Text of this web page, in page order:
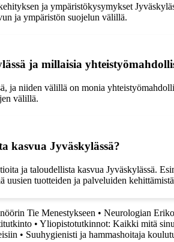
ja ympäristökysymykset
ja ympäristön suojelun välillä.
ja millaisia
ja niiden välillä on monia
välillä.
kasvua Jyväskylässä?
ja taloudellista kasvua Jyväskylässä.
tuotteiden ja palveluiden
Tie Menestykseen • Neurologian
• Yliopistotutkinnot: Kaikki mitä
• Suuhygienisti ja hammashoitaja